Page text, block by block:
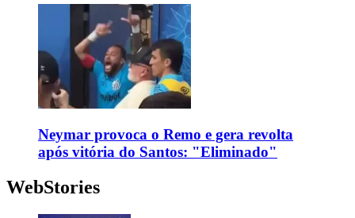
Neymar provoca o Remo e gera revolta
após vitória do Santos: "Eliminado"
WebStories